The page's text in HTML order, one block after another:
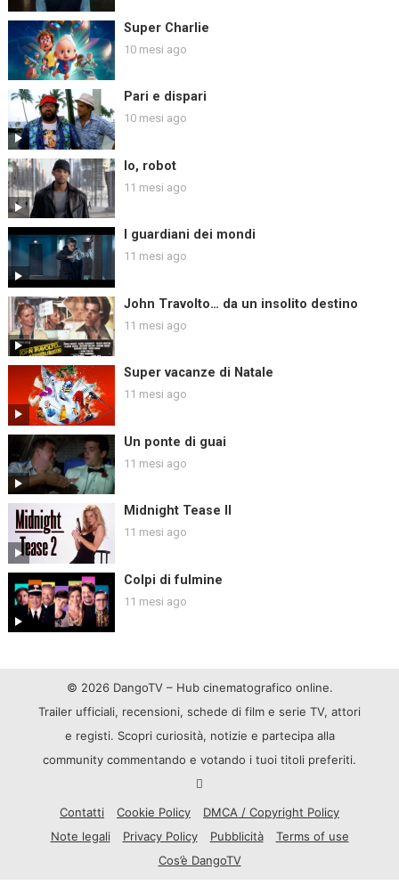
Super Charlie
10 mesi ago
Pari e dispari
10 mesi ago
Io, robot
11 mesi ago
I guardiani dei mondi
11 mesi ago
John Travolto… da un insolito destino
11 mesi ago
Super vacanze di Natale
11 mesi ago
Un ponte di guai
11 mesi ago
Midnight Tease II
11 mesi ago
Colpi di fulmine
11 mesi ago
© 2026 DangoTV – Hub cinematografico online.
Trailer ufficiali, recensioni, schede di film e serie TV, attori
e registi. Scopri curiosità, notizie e partecipa alla
community commentando e votando i tuoi titoli preferiti.
Contatti Cookie Policy
DMCA / Copyright Policy
Note legali
Privacy Policy Pubblicità
Terms of use
Cos’è DangoTV